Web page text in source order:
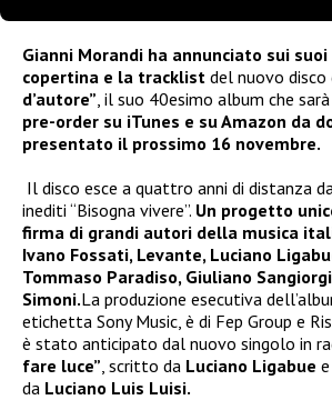
Gianni Morandi ha annunciato sui
copertina e la tracklist del nuovo disco
d’autore” , il suo 40esimo album che sarà
pre-order su iTunes e su Amazon da
presentato il prossimo 16 novembre.
Il disco esce a quattro anni di distanza
inediti “Bisogna vivere”. Un progetto
firma di grandi autori della musica
Ivano Fossati, Levante, Luciano
Tommaso Paradiso, Giuliano
Simoni.La produzione esecutiva
etichetta Sony Music, è di Fep Group e
è stato anticipato dal nuovo singolo in
fare luce” , scritto da Luciano Ligabue
da Luciano Luis Luisi.